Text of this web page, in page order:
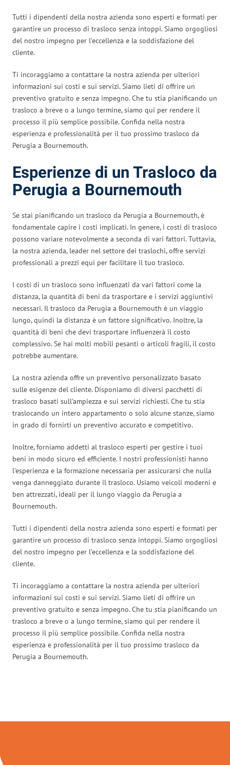
Tutti i dipendenti della nostra azienda sono esperti e formati per
garantire un processo di trasloco senza intoppi. Siamo orgogliosi
del nostro impegno per l’eccellenza e la soddisfazione del
cliente.
Ti incoraggiamo a contattare la nostra azienda per ulteriori
informazioni sui costi e sui servizi. Siamo lieti di offrire un
preventivo gratuito e senza impegno. Che tu stia pianificando un
trasloco a breve o a lungo termine, siamo qui per rendere il
processo il più semplice possibile. Confida nella nostra
esperienza e professionalità per il tuo prossimo trasloco da
Perugia a Bournemouth.
Esperienze di un Trasloco da
Perugia a Bournemouth
Se stai pianificando un trasloco da Perugia a Bournemouth, è
fondamentale capire i costi implicati. In genere, i costi di trasloco
possono variare notevolmente a seconda di vari fattori. Tuttavia,
la nostra azienda, leader nel settore dei traslochi, offre servizi
professionali a prezzi equi per facilitare il tuo trasloco.
I costi di un trasloco sono influenzati da vari fattori come la
distanza, la quantità di beni da trasportare e i servizi aggiuntivi
necessari. Il trasloco da Perugia a Bournemouth è un viaggio
lungo, quindi la distanza è un fattore significativo. Inoltre, la
quantità di beni che devi trasportare influenzerà il costo
complessivo. Se hai molti mobili pesanti o articoli fragili, il costo
potrebbe aumentare.
La nostra azienda offre un preventivo personalizzato basato
sulle esigenze del cliente. Disponiamo di diversi pacchetti di
trasloco basati sull’ampiezza e sui servizi richiesti. Che tu stia
traslocando un intero appartamento o solo alcune stanze, siamo
in grado di fornirti un preventivo accurato e competitivo.
Inoltre, forniamo addetti al trasloco esperti per gestire i tuoi
beni in modo sicuro ed efficiente. I nostri professionisti hanno
l’esperienza e la formazione necessaria per assicurarsi che nulla
venga danneggiato durante il trasloco. Usiamo veicoli moderni e
ben attrezzati, ideali per il lungo viaggio da Perugia a
Bournemouth.
Tutti i dipendenti della nostra azienda sono esperti e formati per
garantire un processo di trasloco senza intoppi. Siamo orgogliosi
del nostro impegno per l’eccellenza e la soddisfazione del
cliente.
Ti incoraggiamo a contattare la nostra azienda per ulteriori
informazioni sui costi e sui servizi. Siamo lieti di offrire un
preventivo gratuito e senza impegno. Che tu stia pianificando un
trasloco a breve o a lungo termine, siamo qui per rendere il
processo il più semplice possibile. Confida nella nostra
esperienza e professionalità per il tuo prossimo trasloco da
Perugia a Bournemouth.